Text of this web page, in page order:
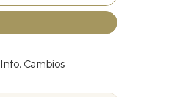
Info. Cambios